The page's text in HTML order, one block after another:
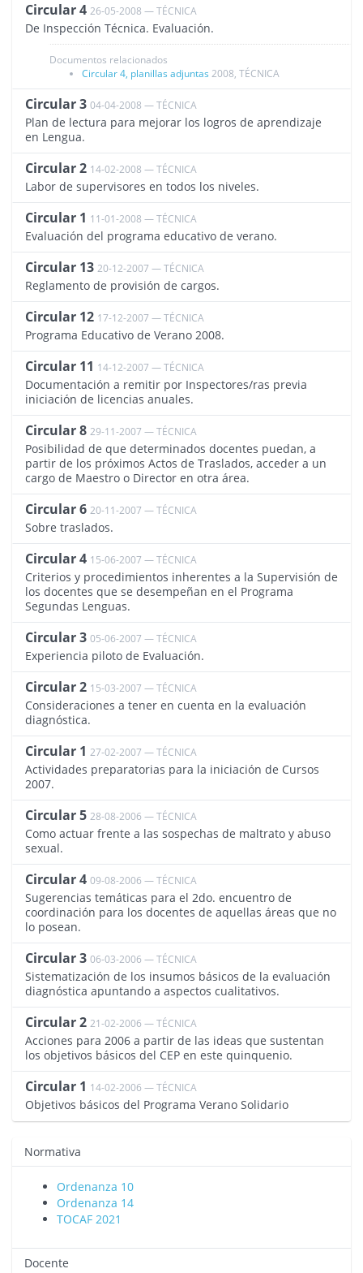
Circular 4 26-05-2008 — TÉCNICA
De Inspección Técnica. Evaluación.
Documentos relacionados
Circular 4, planillas adjuntas 2008, TÉCNICA
Circular 3 04-04-2008 — TÉCNICA
Plan de lectura para mejorar los logros de aprendizaje
en Lengua.
Circular 2 14-02-2008 — TÉCNICA
Labor de supervisores en todos los niveles.
Circular 1 11-01-2008 — TÉCNICA
Evaluación del programa educativo de verano.
Circular 13 20-12-2007 — TÉCNICA
Reglamento de provisión de cargos.
Circular 12 17-12-2007 — TÉCNICA
Programa Educativo de Verano 2008.
Circular 11 14-12-2007 — TÉCNICA
Documentación a remitir por Inspectores/ras previa
iniciación de licencias anuales.
Circular 8 29-11-2007 — TÉCNICA
Posibilidad de que determinados docentes puedan, a
partir de los próximos Actos de Traslados, acceder a un
cargo de Maestro o Director en otra área.
Circular 6 20-11-2007 — TÉCNICA
Sobre traslados.
Circular 4 15-06-2007 — TÉCNICA
Criterios y procedimientos inherentes a la Supervisión de
los docentes que se desempeñan en el Programa
Segundas Lenguas.
Circular 3 05-06-2007 — TÉCNICA
Experiencia piloto de Evaluación.
Circular 2 15-03-2007 — TÉCNICA
Consideraciones a tener en cuenta en la evaluación
diagnóstica.
Circular 1 27-02-2007 — TÉCNICA
Actividades preparatorias para la iniciación de Cursos
2007.
Circular 5 28-08-2006 — TÉCNICA
Como actuar frente a las sospechas de maltrato y abuso
sexual.
Circular 4 09-08-2006 — TÉCNICA
Sugerencias temáticas para el 2do. encuentro de
coordinación para los docentes de aquellas áreas que no
lo posean.
Circular 3 06-03-2006 — TÉCNICA
Sistematización de los insumos básicos de la evaluación
diagnóstica apuntando a aspectos cualitativos.
Circular 2 21-02-2006 — TÉCNICA
Acciones para 2006 a partir de las ideas que sustentan
los objetivos básicos del CEP en este quinquenio.
Circular 1 14-02-2006 — TÉCNICA
Objetivos básicos del Programa Verano Solidario
Normativa
Ordenanza 10
Ordenanza 14
TOCAF 2021
Docente